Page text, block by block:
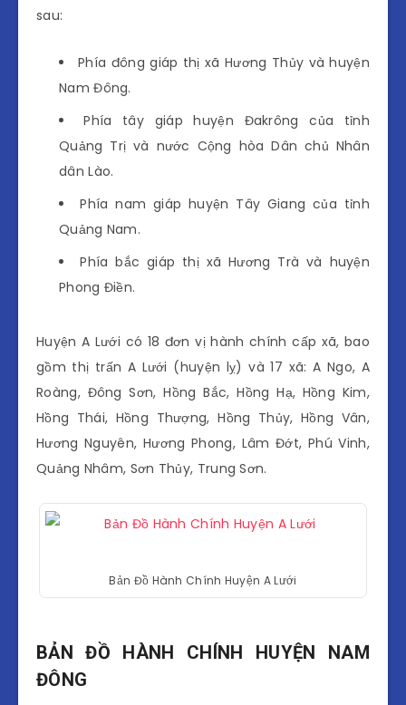
sau:
Phía đông giáp thị xã Hương Thủy và huyện
Nam Đông.
Phía tây giáp huyện Đakrông của tỉnh
Quảng Trị và nước Cộng hòa Dân chủ Nhân
dân Lào.
Phía nam giáp huyện Tây Giang của tỉnh
Quảng Nam.
Phía bắc giáp thị xã Hương Trà và huyện
Phong Điền.
Huyện A Lưới có 18 đơn vị hành chính cấp xã, bao
gồm thị trấn A Lưới (huyện lỵ) và 17 xã: A Ngo, A
Roàng, Đông Sơn, Hồng Bắc, Hồng Hạ, Hồng Kim,
Hồng Thái, Hồng Thượng, Hồng Thủy, Hồng Vân,
Hương Nguyên, Hương Phong, Lâm Đớt, Phú Vinh,
Quảng Nhâm, Sơn Thủy, Trung Sơn.
Bản Đồ Hành Chính Huyện A Lưới
BẢN ĐỒ HÀNH CHÍNH HUYỆN NAM
ĐÔNG